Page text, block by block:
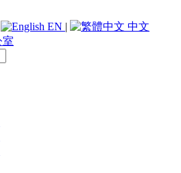
EN | 中文